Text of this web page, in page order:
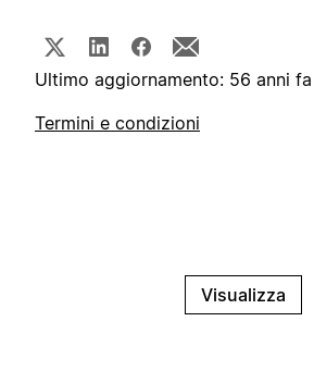
Ultimo aggiornamento: 56 anni fa
Termini e condizioni
Visualizza